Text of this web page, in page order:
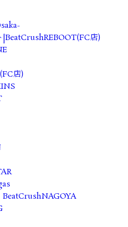
|BeatCrushREBOOT(FC店)
店)
BeatCrushNAGOYA